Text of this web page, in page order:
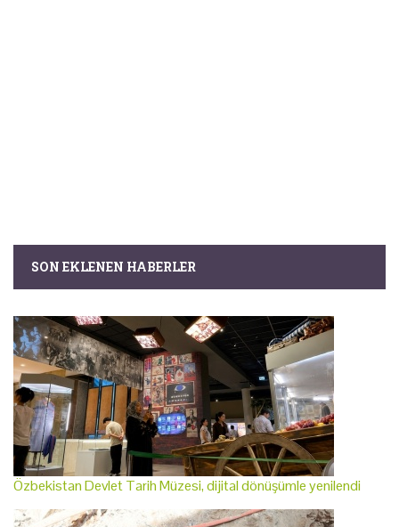
SON EKLENEN HABERLER
Özbekistan Devlet Tarih Müzesi, dijital dönüşümle yenilendi